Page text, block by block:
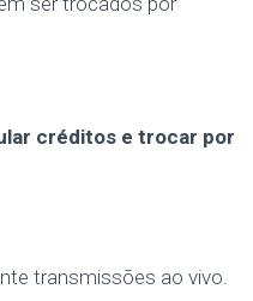
créditos e trocar por
transmissões ao vivo.